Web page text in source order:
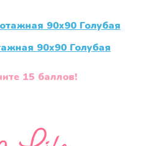
90х90 Голубая
15 баллов!